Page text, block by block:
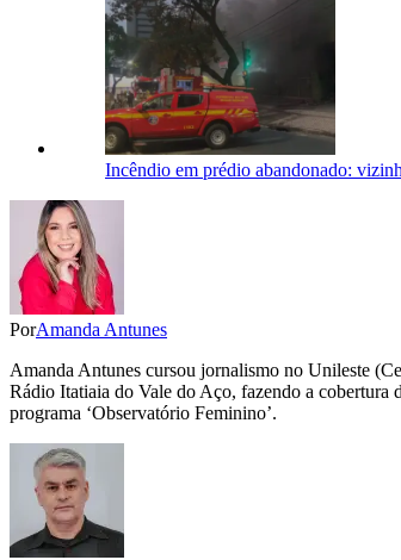
Incêndio em prédio abandonado:
PorAmanda Antunes
Amanda Antunes cursou jornalismo no Unileste
Rádio Itatiaia do Vale do Aço, fazendo a cobertura
programa ‘Observatório Feminino’.